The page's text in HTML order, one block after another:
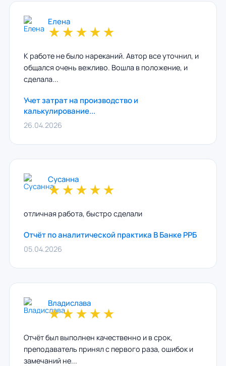
Елена
★★★★★
К работе не было нареканий. Автор все уточнил, и
общался очень вежливо. Вошла в положение, и
сделала...
Учет затрат на производство и
калькулирование...
26.04.2026
Сусанна
★★★★★
отличная работа, быстро сделали
Отчёт по аналитической практика В Банке РРБ
05.04.2026
Владислава
★★★★★
Отчёт был выполнен качественно и в срок,
преподаватель принял с первого раза, ошибок и
замечаний не...